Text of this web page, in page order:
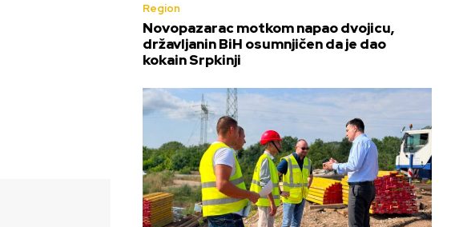
Region
Novopazarac motkom napao dvojicu,
državljanin BiH osumnjičen da je dao
kokain Srpkinji